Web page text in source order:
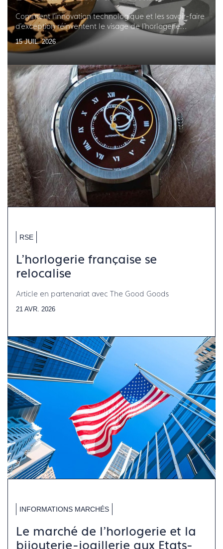
Comment l'innovation technologique et les savoir-faire
d'exception réinventent le visage de l'horlogerie
française
15 JUIL. 2026
RSE
L'horlogerie française se
relocalise
Article en partenariat avec The Good Goods
21 AVR. 2026
INFORMATIONS MARCHÉS
Le marché de l'horlogerie et la
bijouterie-joaillerie aux Etats-